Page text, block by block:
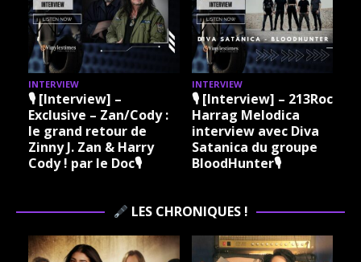
INTERVIEW
🎙 [Interview] –
Exclusive – Zan/Cody :
le grand retour de
Zinny J. Zan & Harry
Cody ! par le Doc🎙
INTERVIEW
🎙 [Interview] – 213Rock
Harrag Melodica
interview avec Diva
Satanica du groupe
BloodHunter🎙
LES CHRONIQUES !